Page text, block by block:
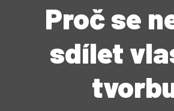
Proč se
sdílet